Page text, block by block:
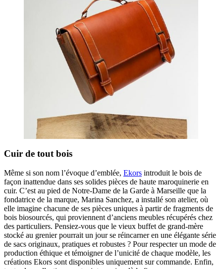
Cuir de tout bois
Même si son nom l’évoque d’emblée, Ekors introduit le bois de
façon inattendue dans ses solides pièces de haute maroquinerie en
cuir. C’est au pied de Notre-Dame de la Garde à Marseille que la
fondatrice de la marque, Marina Sanchez, a installé son atelier, où
elle imagine chacune de ses pièces uniques à partir de fragments de
bois biosourcés, qui proviennent d’anciens meubles récupérés chez
des particuliers. Pensiez-vous que le vieux buffet de grand-mère
stocké au grenier pourrait un jour se réincarner en une élégante série
de sacs originaux, pratiques et robustes ? Pour respecter un mode de
production éthique et témoigner de l’unicité de chaque modèle, les
créations Ekors sont disponibles uniquement sur commande. Enfin,